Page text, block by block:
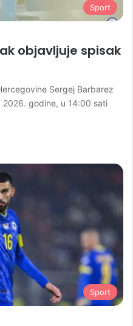
Sport
objavljuje spisak
Sergej Barbarez
2026. godine, u 14:00 sati
Sport